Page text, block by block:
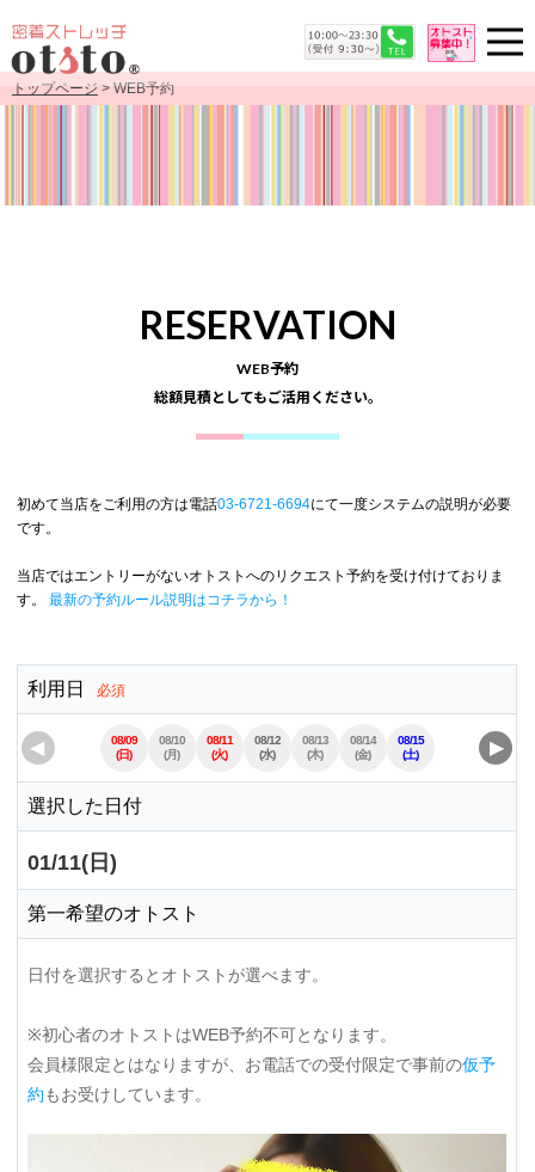
トップページ > WEB予約
RESERVATION
WEB予約
総額見積としてもご活用ください。
初めて当店をご利用の方は電話03-6721-6694にて一度システムの説明が必要
です。
当店ではエントリーがないオトストへのリクエスト予約を受け付けておりま
す。
最新の予約ルール説明はコチラから！
利用日 必須
◀
08/09
(日)
08/10
(月)
08/11
(火)
08/12
(水)
08/13
(木)
08/14
(金)
08/15
(土)
08/17
(月)
▶
選択した日付
01/11(日)
第一希望のオトスト
日付を選択するとオトストが選べます。
※初心者のオトストはWEB予約不可となります。
会員様限定とはなりますが、お電話での受付限定で事前の仮予
約もお受けしています。